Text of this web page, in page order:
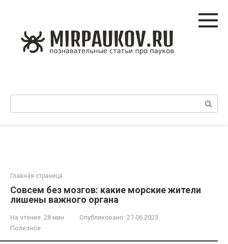
Главная страница
Совсем без мозгов: какие морские жители
лишены важного органа
На чтение: 28 мин Опубликовано: 27.06.2023
Полезное